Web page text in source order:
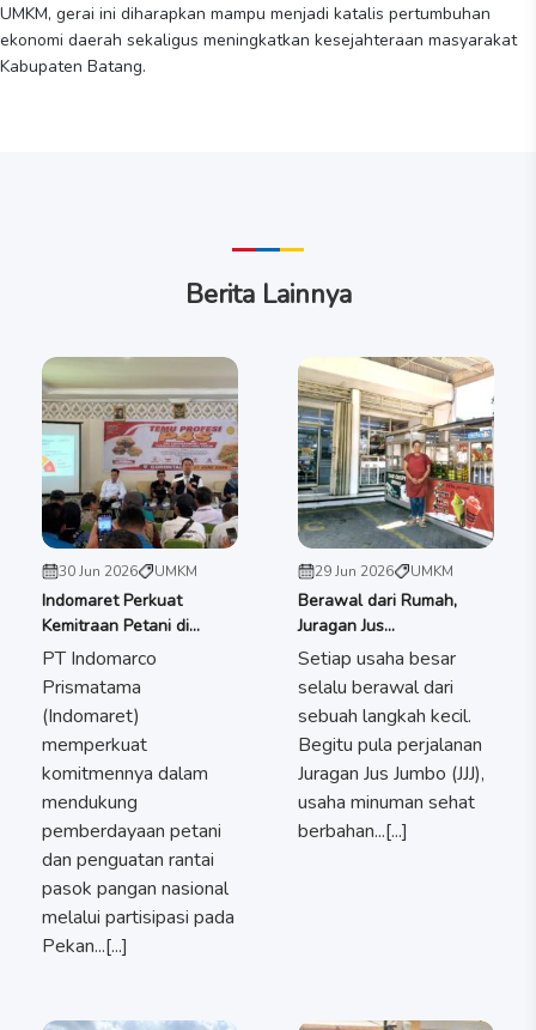
UMKM, gerai ini diharapkan mampu menjadi katalis pertumbuhan
ekonomi daerah sekaligus meningkatkan kesejahteraan masyarakat
Kabupaten Batang.
Berita Lainnya
30 Jun 2026 UMKM
Indomaret Perkuat
Kemitraan Petani di...
PT Indomarco
Prismatama
(Indomaret)
memperkuat
komitmennya dalam
mendukung
pemberdayaan petani
dan penguatan rantai
pasok pangan nasional
melalui partisipasi pada
Pekan...[...]
29 Jun 2026 UMKM
Berawal dari Rumah,
Juragan Jus...
Setiap usaha besar
selalu berawal dari
sebuah langkah kecil.
Begitu pula perjalanan
Juragan Jus Jumbo (JJJ),
usaha minuman sehat
berbahan...[...]